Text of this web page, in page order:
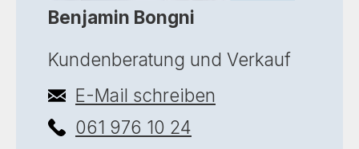
Benjamin Bongni
Kundenberatung und Verkauf
E-Mail schreiben
061 976 10 24